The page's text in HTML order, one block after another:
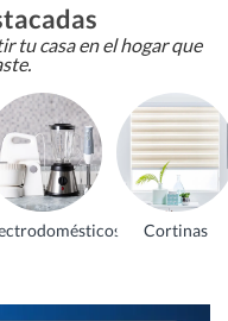
tu casa en el hogar que
Cortinas